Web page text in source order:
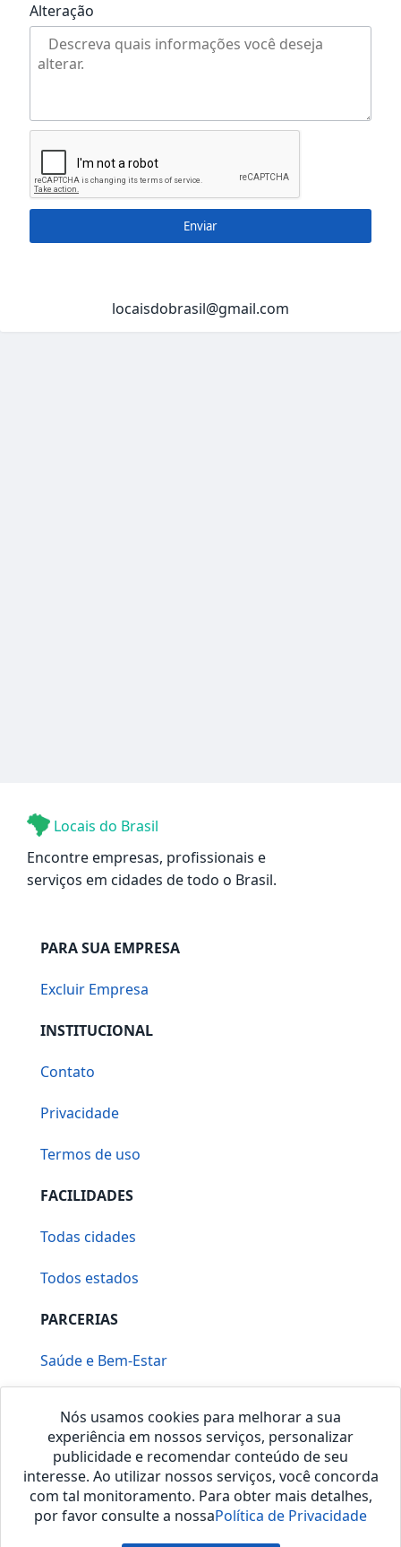
Alteração
Enviar
locaisdobrasil@gmail.com
Locais do Brasil
Encontre empresas, profissionais e
serviços em cidades de todo o Brasil.
PARA SUA EMPRESA
Excluir Empresa
INSTITUCIONAL
Contato
Privacidade
Termos de uso
FACILIDADES
Todas cidades
Todos estados
PARCERIAS
Saúde e Bem-Estar
Nós usamos cookies para melhorar a sua
experiência em nossos serviços, personalizar
publicidade e recomendar conteúdo de seu
interesse. Ao utilizar nossos serviços, você concorda
com tal monitoramento. Para obter mais detalhes,
por favor consulte a nossaPolítica de Privacidade